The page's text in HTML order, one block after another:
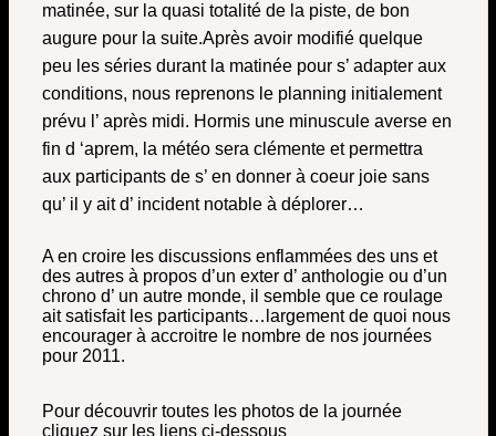
matinée, sur la quasi totalité de la piste, de bon
augure pour la suite.Après avoir modifié quelque
peu les séries durant la matinée pour s’ adapter aux
conditions, nous reprenons le planning initialement
prévu l’ après midi. Hormis une minuscule averse en
fin d ‘aprem, la météo sera clémente et permettra
aux participants de s’ en donner à coeur joie sans
qu’ il y ait d’ incident notable à déplorer…
A en croire les discussions enflammées des uns et
des autres à propos d’un exter d’ anthologie ou d’un
chrono d’ un autre monde, il semble que ce roulage
ait satisfait les participants…largement de quoi nous
encourager à accroitre le nombre de nos journées
pour 2011.
Pour découvrir toutes les photos de la journée
cliquez sur les liens ci-dessous